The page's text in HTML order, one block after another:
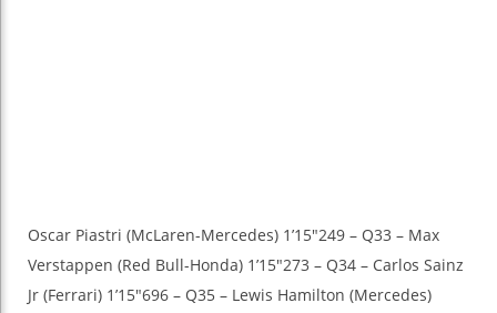
Oscar Piastri (McLaren-Mercedes) 1’15″249 – Q33 – Max
Verstappen (Red Bull-Honda) 1’15″273 – Q34 – Carlos Sainz
Jr (Ferrari) 1’15″696 – Q35 – Lewis Hamilton (Mercedes)